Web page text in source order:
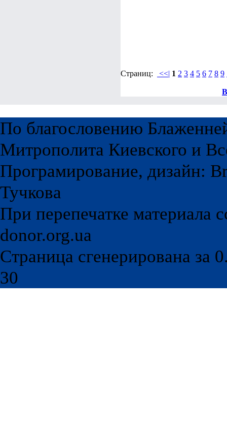
Страниц: <<| 1 2 3 4 5 6 7 8 9
По благословению
Митрополита Киевского и
Програмирование, дизайн:
Тучкова
При перепечатке материала
donor.org.ua
Страница сгенерирована за
30